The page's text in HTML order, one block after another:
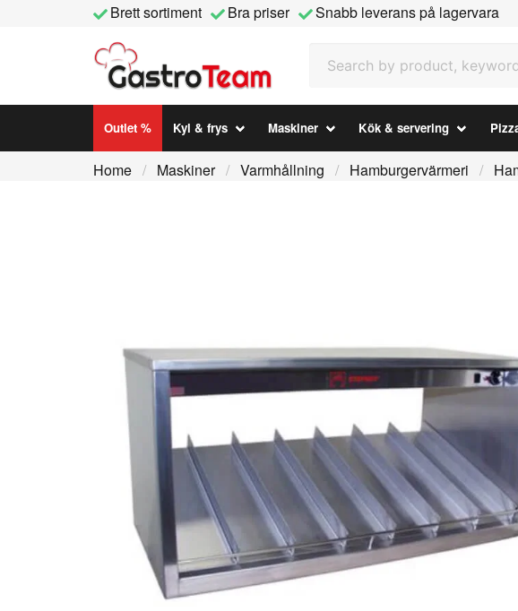
Brett sortiment Bra priser
Snabb leverans på lagervara
Outlet % Kyl & frys Maskiner Kök & servering
Home Maskiner Varmhållning Hamburgervärmeri